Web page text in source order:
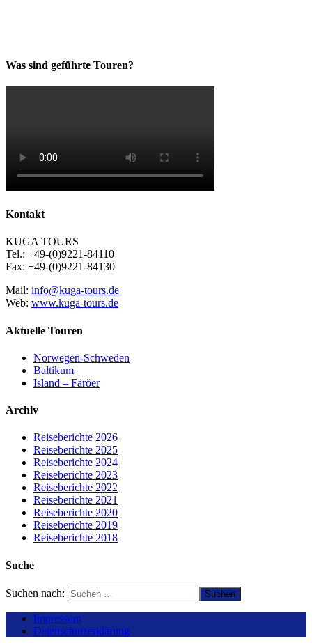
Was sind geführte Touren?
Kontakt
KUGA TOURS
Tel.: +49-(0)9221-84110
Fax: +49-(0)9221-84130
Mail: info@kuga-tours.de
Web: www.kuga-tours.de
Aktuelle Touren
Norwegen-Schweden
Baltikum
Island – Färöer
Archiv
Reiseberichte 2026
Reiseberichte 2025
Reiseberichte 2024
Reiseberichte 2023
Reiseberichte 2022
Reiseberichte 2021
Reiseberichte 2020
Reiseberichte 2019
Reiseberichte 2018
Suche
Suchen nach:
Impressum
Datenschutzerklärung